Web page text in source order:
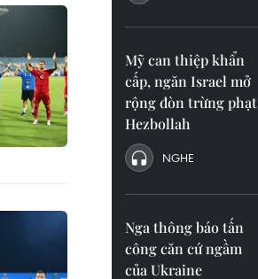
Mỹ can thiệp khẩn
cấp, ngăn Israel mở
rộng đòn trừng phạt
Hezbollah
NGHE
Nga thông báo tấn
công căn cứ ngầm
của Ukraine